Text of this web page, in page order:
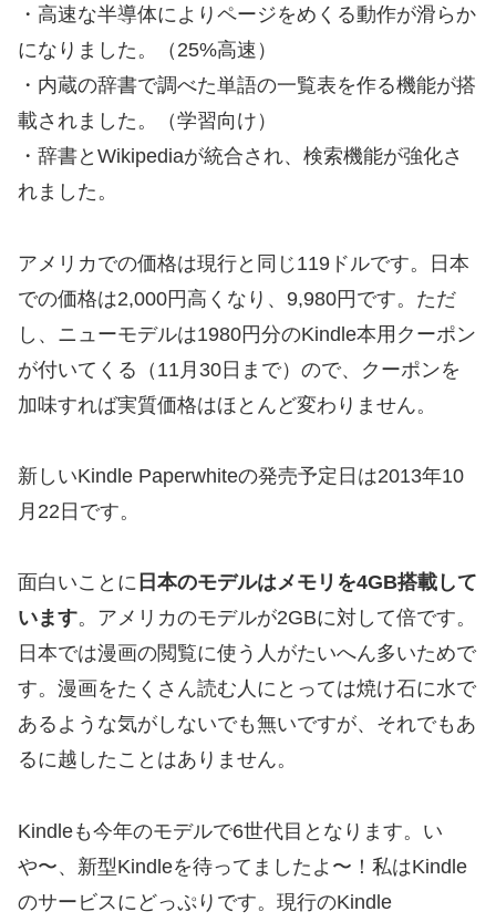
・高速な半導体によりページをめくる動作が滑らか
になりました。（25%高速）
・内蔵の辞書で調べた単語の一覧表を作る機能が搭
載されました。（学習向け）
・辞書とWikipediaが統合され、検索機能が強化さ
れました。
アメリカでの価格は現行と同じ119ドルです。日本
での価格は2,000円高くなり、9,980円です。ただ
し、ニューモデルは1980円分のKindle本用クーポン
が付いてくる（11月30日まで）ので、クーポンを
加味すれば実質価格はほとんど変わりません。
新しいKindle Paperwhiteの発売予定日は2013年10
月22日です。
面白いことに 日本のモデルはメモリを4GB搭載して
います。アメリカのモデルが2GBに対して倍です。
日本では漫画の閲覧に使う人がたいへん多いためで
す。漫画をたくさん読む人にとっては焼け石に水で
あるような気がしないでも無いですが、それでもあ
るに越したことはありません。
Kindleも今年のモデルで6世代目となります。い
や〜、新型Kindleを待ってましたよ〜！私はKindle
のサービスにどっぷりです。現行のKindle